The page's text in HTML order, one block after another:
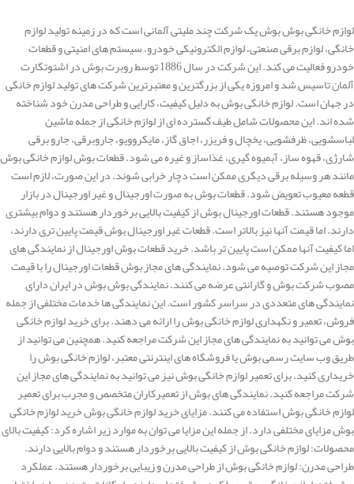
لوازم خانگی بوش بوش یک شرکت چند ملیتی آلمانی است که در زمینه تولید لوازم
خانگی، لوازم برقی صنعتی، لوازم الکترونیکی خودرو، سیستم های امنیتی و قطعات
خودرو فعالیت می کند. این شرکت در سال 1886 توسط روبرت بوش در اشتوتگارت
آلمان تاسیس شد و امروزه یکی از بزرگترین و معتبرترین شرکت های تولید لوازم خانگی
در جهان است. لوازم خانگی بوش به دلیل کیفیت، کارایی و طراحی مدرن خود شناخته
شده اند. این محصولات شامل طیف گسترده ای از لوازم خانگی از جمله ماشین
لباسشویی، ظرفشویی، یخچال و فریزر، اجاق گاز، مایکروویو، جاروبرقی، جارو برقی
شارژی، قهوه ساز، آبمیوه گیری، غذاساز و غیره می شود. قطعات بوش لوازم خانگی بوش
مانند هر وسیله برقی دیگری ممکن است دچار خرابی شوند. در این صورت، لازم است
قطعه معیوب تعویض شود. قطعات بوش به صورت اورجینال و غیر اورجینال در بازار
موجود هستند. قطعات اورجینال بوش از کیفیت بالایی برخوردار هستند و دوام بیشتری
دارند. اما قیمت آنها نیز بالاتر است. قطعات غیر اورجینال بوش قیمت پایین تری دارند،
اما کیفیت آنها ممکن است پایین تر باشد. خرید قطعات بوش اورجینال از نمایندگی های
مجاز این شرکت توصیه می شود. نمایندگی های مجاز بوش قطعات اورجینال را با قیمت
مصوب شرکت بوش و گارانتی عرضه می کنند. نمایندگی بوش بوش در ایران دارای
نمایندگی های متعددی در سراسر کشور است. این نمایندگی ها خدمات مختلفی از جمله
فروش، تعمیر و نگهداری لوازم خانگی بوش را ارائه می دهند. برای خرید لوازم خانگی
بوش می توانید به نمایندگی های مجاز این شرکت مراجعه کنید. همچنین می توانید از
طریق وب سایت رسمی بوش یا فروشگاه های اینترنتی معتبر، لوازم خانگی بوش را
خریداری کنید. برای تعمیر لوازم خانگی بوش نیز می توانید به نمایندگی های مجاز این
شرکت مراجعه کنید. نمایندگی های بوش از تعمیرکاران متخصص و مجرب برای تعمیر
لوازم خانگی بوش استفاده می کنند. مزایای خرید لوازم خانگی بوش خرید لوازم خانگی
بوش مزایای مختلفی دارد. از جمله این مزایا می توان به موارد زیر اشاره کرد: کیفیت بالای
محصولات: لوازم خانگی بوش از کیفیت بالایی برخوردار هستند و دوام بالایی دارند.
طراحی مدرن: لوازم خانگی بوش از طراحی مدرن و زیبایی برخوردار هستند. عملکرد